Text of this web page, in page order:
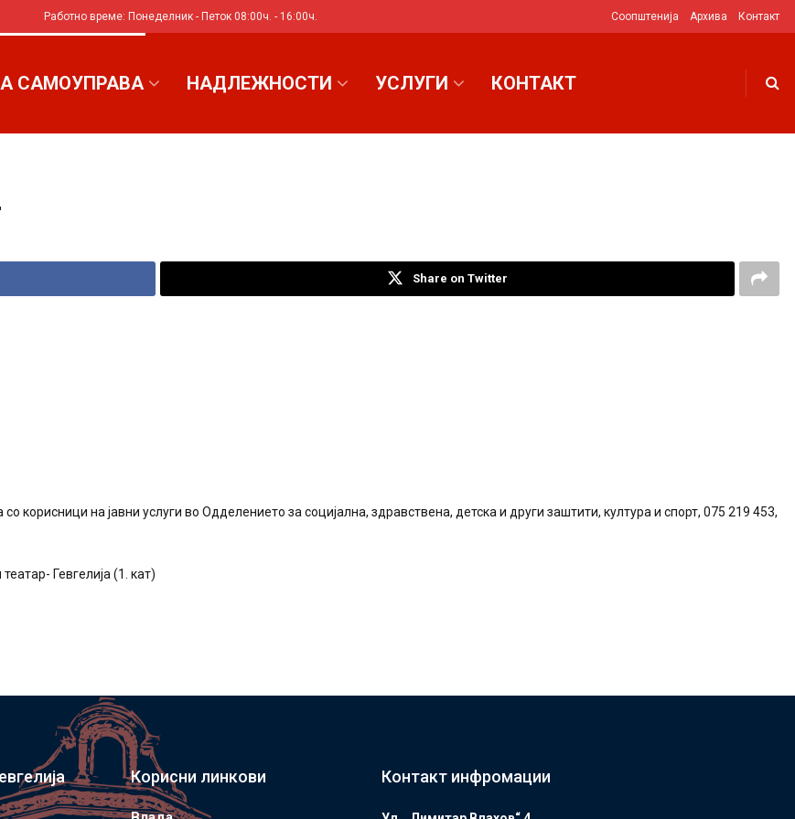
Работно време: Понеделник - Петок 08:00ч. - 16:00ч. Соопштенија Архива Контакт
САМОУПРАВА НАДЛЕЖНОСТИ УСЛУГИ КОНТАКТ
Share on Twitter
корисници на јавни услуги во Одделението за социјална, здравствена, детска и други заштити, култура и спорт, 075 219 453,
Гевгелија (1. кат)
Корисни линкови Контакт инфромации